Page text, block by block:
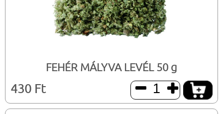
FEHÉR MÁLYVA LEVÉL 50 g
430 Ft  